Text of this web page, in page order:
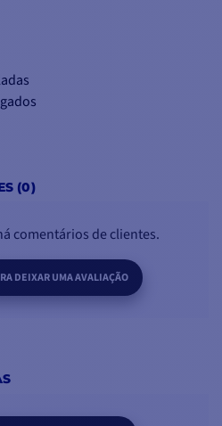
(0)
comentários de clientes.
DEIXAR UMA AVALIAÇÃO